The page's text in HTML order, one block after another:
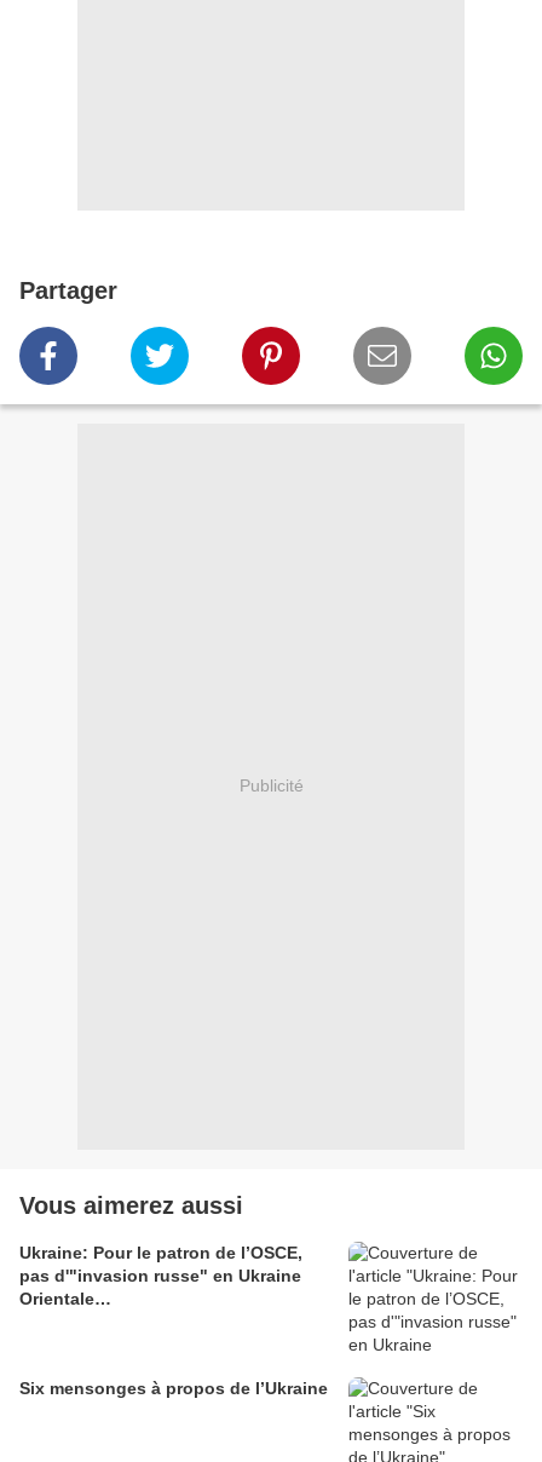
Partager
Publicité
Vous aimerez aussi
Ukraine: Pour le patron de l’OSCE,
pas d'"invasion russe" en Ukraine
Orientale…
Six mensonges à propos de l’Ukraine